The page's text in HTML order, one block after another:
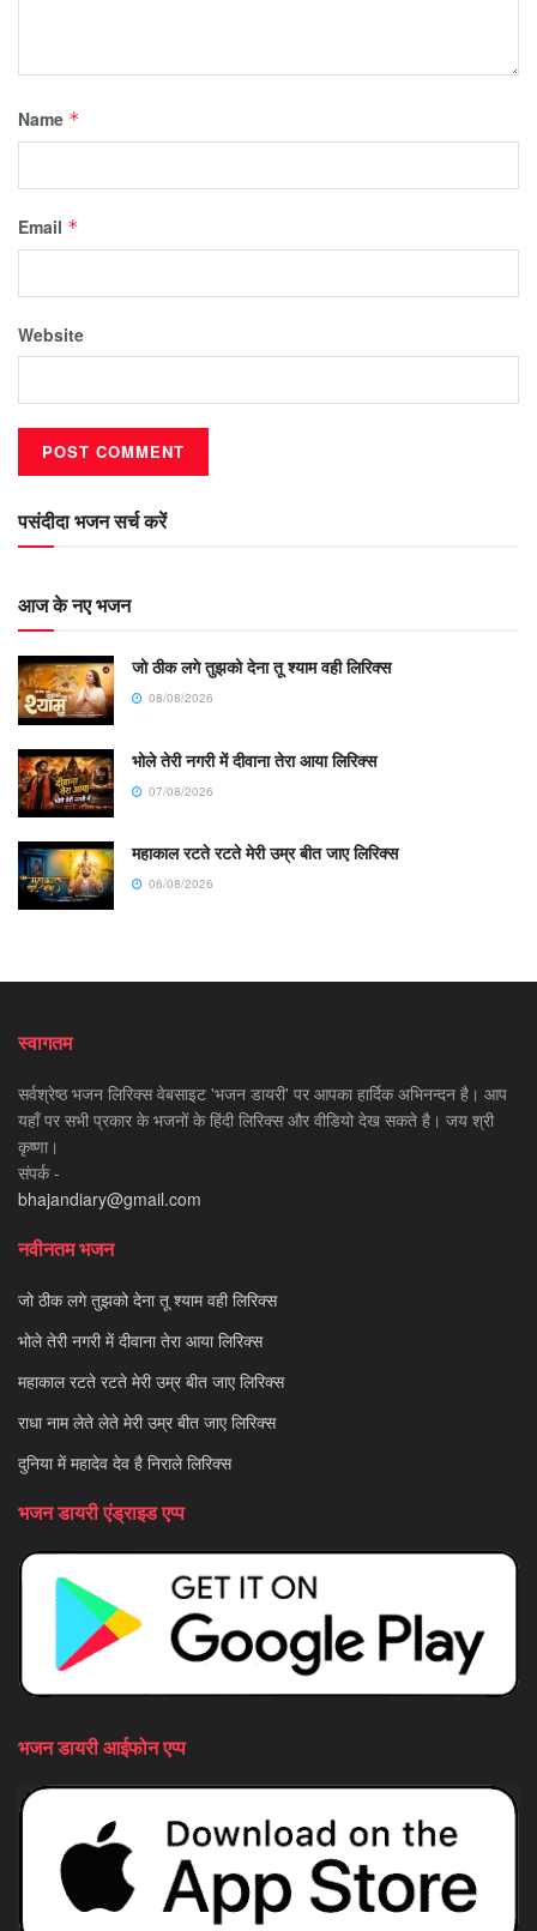
Name *
Email *
Website
पसंदीदा भजन सर्च करें
आज के नए भजन
जो ठीक लगे तुझको देना तू श्याम वही लिरिक्स
08/08/2026
भोले तेरी नगरी में दीवाना तेरा आया लिरिक्स
07/08/2026
महाकाल रटते रटते मेरी उम्र बीत जाए लिरिक्स
06/08/2026
स्वागतम
सर्वश्रेष्ठ भजन लिरिक्स वेबसाइट 'भजन डायरी' पर आपका हार्दिक अभिनन्दन है। आप
यहाँ पर सभी प्रकार के भजनों के हिंदी लिरिक्स और वीडियो देख सकते है। जय श्री
कृष्णा।
संपर्क -
bhajandiary@gmail.com
नवीनतम भजन
जो ठीक लगे तुझको देना तू श्याम वही लिरिक्स
भोले तेरी नगरी में दीवाना तेरा आया लिरिक्स
महाकाल रटते रटते मेरी उम्र बीत जाए लिरिक्स
राधा नाम लेते लेते मेरी उम्र बीत जाए लिरिक्स
दुनिया में महादेव देव है निराले लिरिक्स
भजन डायरी एंड्राइड एप्प
भजन डायरी आईफोन एप्प